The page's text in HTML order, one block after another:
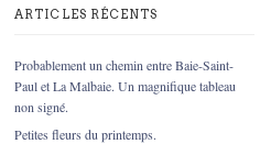
ARTICLES RÉCENTS
Probablement un chemin entre Baie-Saint-
Paul et La Malbaie. Un magnifique tableau
non signé.
Petites fleurs du printemps.